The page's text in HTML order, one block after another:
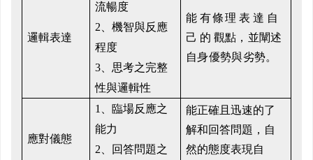
邏輯表達
流暢度
2、機智與反應
程度
3、 思考之完整
性與邏輯性
能有條理 表 達 自
己 的 觀點，並闡述
自身優勢與劣勢。
應對儀態
1、 臨場反應之
能力
2、
回答問題之
能正確且迅速的了
解和回答問題，自
然的態度表現自